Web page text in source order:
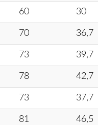
60 30
70 36,7
73 39,7
78 42,7
73 37,7
81 46,5